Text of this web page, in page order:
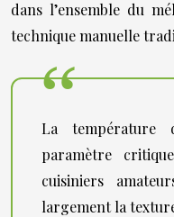
dans l’ensemble du
technique manuelle
La température
paramètre
cuisiniers
largement la